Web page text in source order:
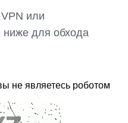
или
ниже для обхода
не являетесь роботом